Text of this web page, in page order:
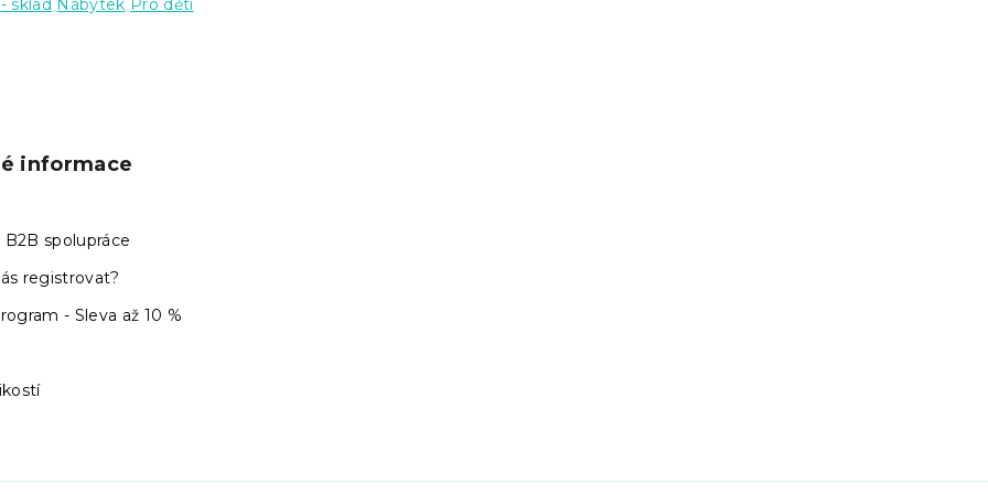
sklad Nábytek Pro děti
informace
spolupráce
registrovat?
- Sleva až 10 %